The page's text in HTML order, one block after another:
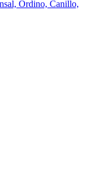
Ordino, Canillo,